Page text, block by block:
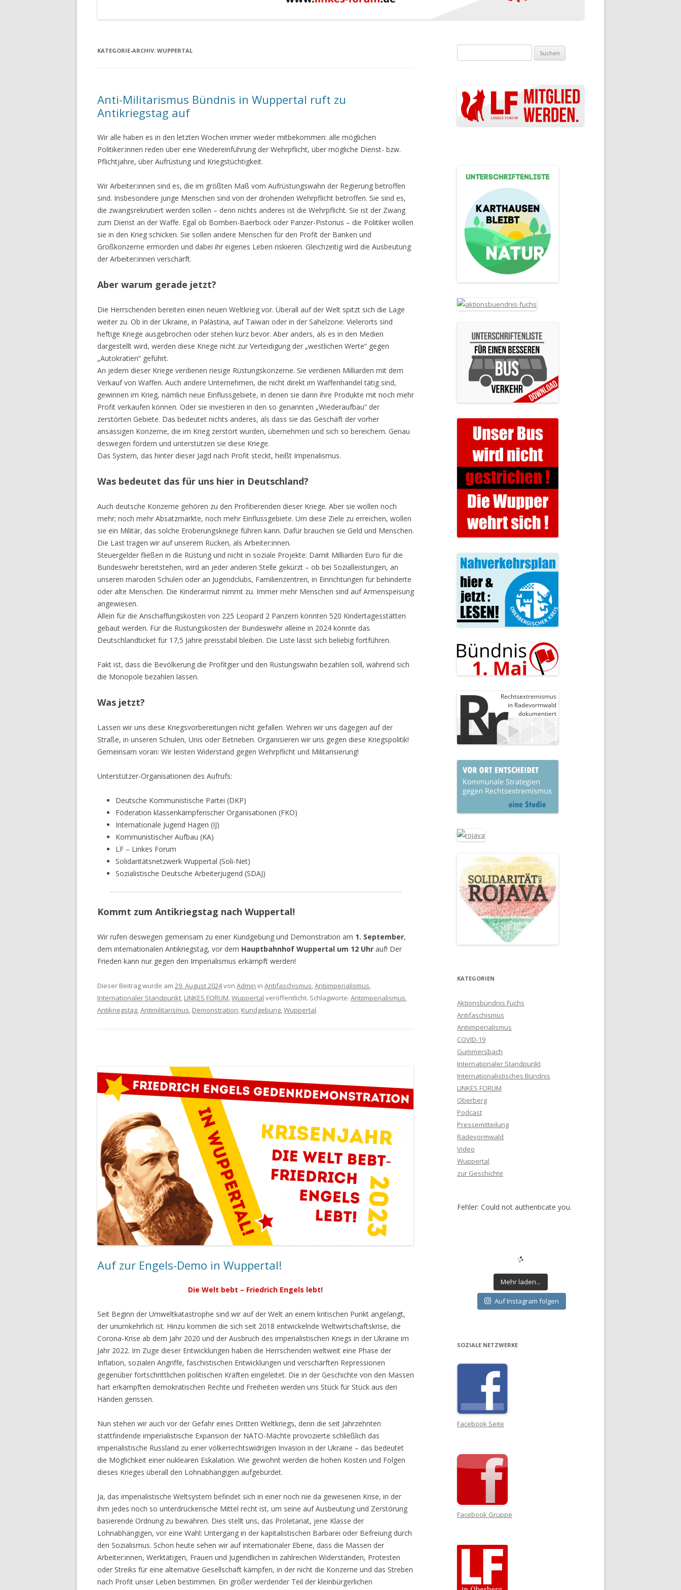
KATEGORIE-ARCHIV: WUPPERTAL
Anti-Militarismus Bündnis in Wuppertal ruft zu
Antikriegstag auf
Wir alle haben es in den letzten Wochen immer wieder mitbekommen: alle möglichen
Politiker:innen reden über eine Wiedereinführung der Wehrpflicht, über mögliche Dienst- bzw.
Pflichtjahre, über Aufrüstung und Kriegstüchtigkeit.
Wir Arbeiter:innen sind es, die im größten Maß vom Aufrüstungswahn der Regierung betroffen
sind. Insbesondere junge Menschen sind von der drohenden Wehrpflicht betroffen. Sie sind es,
die zwangsrekrutiert werden sollen – denn nichts anderes ist die Wehrpflicht. Sie ist der Zwang
zum Dienst an der Waffe. Egal ob Bomben-Baerbock oder Panzer-Pistorius – die Politiker wollen
sie in den Krieg schicken. Sie sollen andere Menschen für den Profit der Banken und
Großkonzerne ermorden und dabei ihr eigenes Leben riskieren. Gleichzeitig wird die Ausbeutung
der Arbeiter:innen verschärft.
Aber warum gerade jetzt?
Die Herrschenden bereiten einen neuen Weltkrieg vor. Überall auf der Welt spitzt sich die Lage
weiter zu. Ob in der Ukraine, in Palästina, auf Taiwan oder in der Sahelzone: Vielerorts sind
heftige Kriege ausgebrochen oder stehen kurz bevor. Aber anders, als es in den Medien
dargestellt wird, werden diese Kriege nicht zur Verteidigung der „westlichen Werte“ gegen
„Autokratien“ geführt.
An jedem dieser Kriege verdienen riesige Rüstungskonzerne. Sie verdienen Milliarden mit dem
Verkauf von Waffen. Auch andere Unternehmen, die nicht direkt im Waffenhandel tätig sind,
gewinnen im Krieg, nämlich neue Einflussgebiete, in denen sie dann ihre Produkte mit noch mehr
Profit verkaufen können. Oder sie investieren in den so genannten „Wiederaufbau“ der
zerstörten Gebiete. Das bedeutet nichts anderes, als dass sie das Geschäft der vorher
ansässigen Konzerne, die im Krieg zerstört wurden, übernehmen und sich so bereichern. Genau
deswegen fördern und unterstützen sie diese Kriege.
Das System, das hinter dieser Jagd nach Profit steckt, heißt Imperialismus.
Was bedeutet das für uns hier in Deutschland?
Auch deutsche Konzerne gehören zu den Profitierenden dieser Kriege. Aber sie wollen noch
mehr; noch mehr Absatzmärkte, noch mehr Einflussgebiete. Um diese Ziele zu erreichen, wollen
sie ein Militär, das solche Eroberungskriege führen kann. Dafür brauchen sie Geld und Menschen.
Die Last tragen wir auf unserem Rücken, als Arbeiter:innen.
Steuergelder fließen in die Rüstung und nicht in soziale Projekte: Damit Milliarden Euro für die
Bundeswehr bereitstehen, wird an jeder anderen Stelle gekürzt – ob bei Sozialleistungen, an
unseren maroden Schulen oder an Jugendclubs, Familienzentren, in Einrichtungen für behinderte
oder alte Menschen. Die Kinderarmut nimmt zu. Immer mehr Menschen sind auf Armenspeisung
angewiesen.
Allein für die Anschaffungskosten von 225 Leopard 2 Panzern könnten 520 Kindertagesstätten
gebaut werden. Für die Rüstungskosten der Bundeswehr alleine in 2024 könnte das
Deutschlandticket für 17,5 Jahre preisstabil bleiben. Die Liste lässt sich beliebig fortführen.
Fakt ist, dass die Bevölkerung die Profitgier und den Rüstungswahn bezahlen soll, während sich
die Monopole bezahlen lassen.
Was jetzt?
Lassen wir uns diese Kriegsvorbereitungen nicht gefallen. Wehren wir uns dagegen auf der
Straße, in unseren Schulen, Unis oder Betrieben. Organisieren wir uns gegen diese Kriegspolitik!
Gemeinsam voran: Wir leisten Widerstand gegen Wehrpflicht und Militarisierung!
Unterstützer-Organisationen des Aufrufs:
Deutsche Kommunistische Partei (DKP)
Föderation klassenkämpferischer Organisationen (FKO)
Internationale Jugend Hagen (IJ)
Kommunistischer Aufbau (KA)
LF – Linkes Forum
Solidaritätsnetzwerk Wuppertal (Soli-Net)
Sozialistische Deutsche Arbeiterjugend (SDAJ)
Kommt zum Antikriegstag nach Wuppertal!
Wir rufen deswegen gemeinsam zu einer Kundgebung und Demonstration am 1. September,
dem internationalen Antikriegstag, vor dem Hauptbahnhof Wuppertal um 12 Uhr auf! Der
Frieden kann nur gegen den Imperialismus erkämpft werden!
Dieser Beitrag wurde am 29. August 2024von Admin in Antifaschismus,Antiimperialismus,
Internationaler Standpunkt, LINKES FORUM,Wuppertal veröffentlicht. Schlagworte: Antiimperialismus,
Antikriegstag,Antimilitarismus, Demonstration, Kundgebung,Wuppertal.
Auf zur Engels-Demo in Wuppertal!
Die Welt bebt – Friedrich Engels lebt!
Seit Beginn der Umweltkatastrophe sind wir auf der Welt an einem kritischen Punkt angelangt,
der unumkehrlich ist. Hinzu kommen die sich seit 2018 entwickelnde Weltwirtschaftskrise, die
Corona-Krise ab dem Jahr 2020 und der Ausbruch des imperialistischen Kriegs in der Ukraine im
Jahr 2022. Im Zuge dieser Entwicklungen haben die Herrschenden weltweit eine Phase der
Inflation, sozialen Angriffe, faschistischen Entwicklungen und verschärften Repressionen
gegenüber fortschrittlichen politischen Kräften eingeleitet. Die in der Geschichte von den Massen
hart erkämpften demokratischen Rechte und Freiheiten werden uns Stück für Stück aus den
Händen gerissen.
Nun stehen wir auch vor der Gefahr eines Dritten Weltkriegs, denn die seit Jahrzehnten
stattfindende imperialistische Expansion der NATO-Mächte provozierte schließlich das
imperialistische Russland zu einer völkerrechtswidrigen Invasion in der Ukraine – das bedeutet
die Möglichkeit einer nuklearen Eskalation. Wie gewohnt werden die hohen Kosten und Folgen
dieses Krieges überall den Lohnabhängigen aufgebürdet.
Ja, das imperialistische Weltsystem befindet sich in einer noch nie da gewesenen Krise, in der
ihm jedes noch so unterdrückerische Mittel recht ist, um seine auf Ausbeutung und Zerstörung
basierende Ordnung zu bewahren. Dies stellt uns, das Proletariat, jene Klasse der
Lohnabhängigen, vor eine Wahl: Untergang in der kapitalistischen Barbarei oder Befreiung durch
den Sozialismus. Schon heute sehen wir auf internationaler Ebene, dass die Massen der
Arbeiter:innen, Werktätigen, Frauen und Jugendlichen in zahlreichen Widerständen, Protesten
oder Streiks für eine alternative Gesellschaft kämpfen, in der nicht die Konzerne und das Streben
nach Profit unser Leben bestimmen. Ein größer werdender Teil der kleinbürgerlichen
KATEGORIEN
Aktionsbündnis Fuchs
Antifaschismus
Antiimperialismus
COVID-19
Gummersbach
Internationaler Standpunkt
Internationalistisches Bündnis
LINKES FORUM
Oberberg
Podcast
Pressemitteilung
Radevormwald
Video
Wuppertal
zur Geschichte
Fehler: Could not authenticate you.
Mehr laden...
Auf Instagram folgen
SOZIALE NETZWERKE
Facebook Seite
Facebook Gruppe